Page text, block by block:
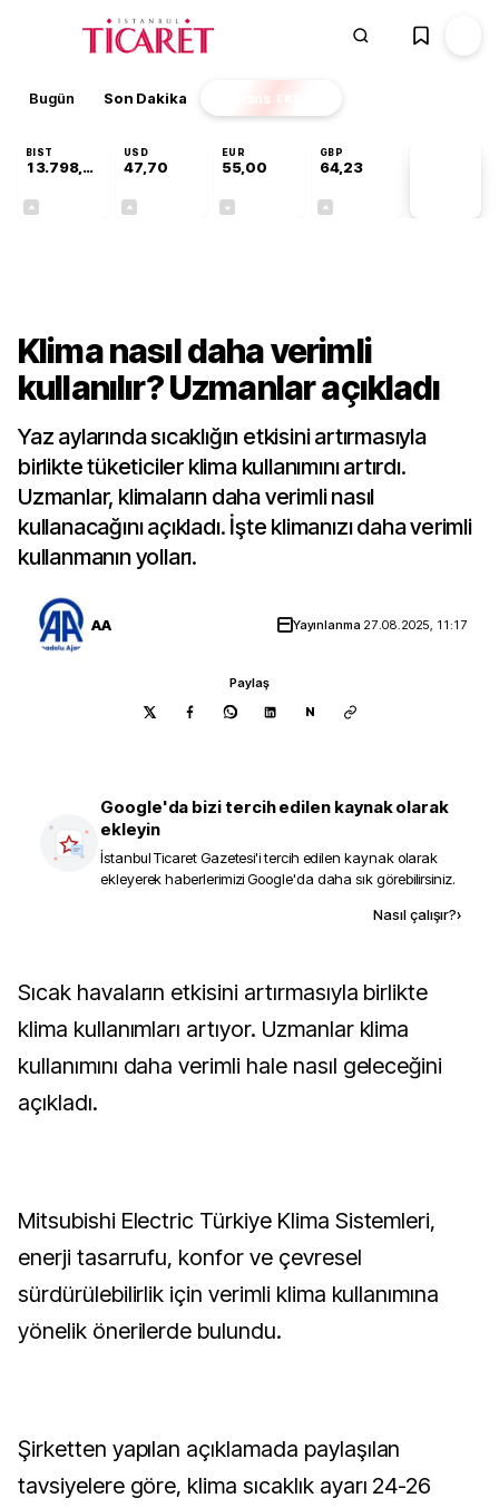
Bugün Son Dakika Finans EKSTRA
BIST
13.798,82
USD
47,70
EUR
55,00
GBP
64,23
Klima nasıl daha verimli
kullanılır? Uzmanlar açıkladı
Yaz aylarında sıcaklığın etkisini artırmasıyla
birlikte tüketiciler klima kullanımını artırdı.
Uzmanlar, klimaların daha verimli nasıl
kullanacağını açıkladı. İşte klimanızı daha verimli
kullanmanın yolları.
AA Yayınlanma 27.08.2025, 11:17
Paylaş
N
Google'da bizi tercih edilen kaynak olarak
ekleyin
İstanbul Ticaret Gazetesi'i tercih edilen kaynak olarak
ekleyerek haberlerimizi Google'da daha sık görebilirsiniz.
Nasıl çalışır?›
Sıcak havaların etkisini artırmasıyla birlikte
klima kullanımları artıyor. Uzmanlar klima
kullanımını daha verimli hale nasıl geleceğini
açıkladı.
Mitsubishi Electric Türkiye Klima Sistemleri,
enerji tasarrufu, konfor ve çevresel
sürdürülebilirlik için verimli klima kullanımına
yönelik önerilerde bulundu.
Şirketten yapılan açıklamada paylaşılan
tavsiyelere göre, klima sıcaklık ayarı 24-26